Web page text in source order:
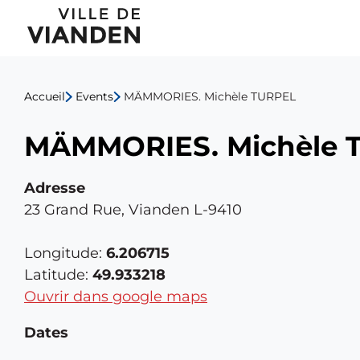
MÄMMORIES.
Michèle
TURPEL
Menu
navigation
principal
Accueil Events MÄMMORIES. Michèle TURPEL
MÄMMORIES. Michèle
Adresse
23 Grand Rue, Vianden L-9410
Longitude: 6.206715
Latitude: 49.933218
Ouvrir dans google maps
Dates